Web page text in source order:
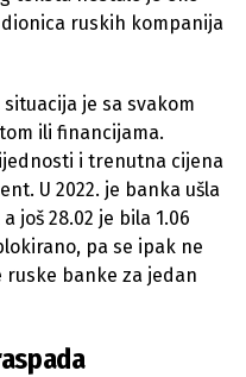
ruskih kompanija
je sa svakom
ili financijama.
i trenutna cijena
U 2022. je banka ušla
još 28.02 je bila 1.06
pa se ipak ne
ruske banke za jedan